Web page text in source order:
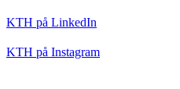
KTH på LinkedIn
KTH på Instagram